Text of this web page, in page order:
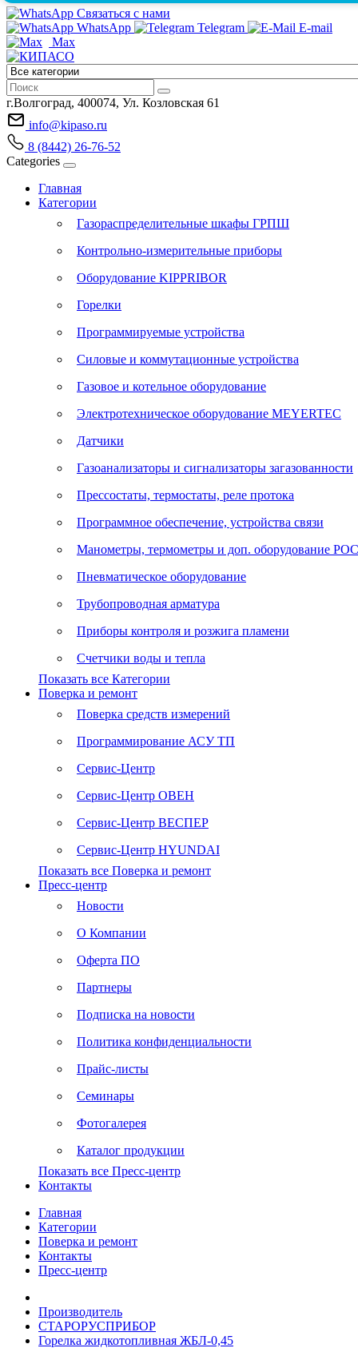
Связаться с нами
WhatsApp
Telegram
E-mail
Max
г.Волгоград, 400074, Ул. Козловская 61
info@kipaso.ru
8 (8442) 26-76-52
Categories
Главная
Категории
Газораспределительные шкафы ГРПШ
Контрольно-измерительные приборы
Оборудование KIPPRIBOR
Горелки
Программируемые устройства
Силовые и коммутационные устройства
Газовое и котельное оборудование
Электротехническое оборудование MEYERTEC
Датчики
Газоанализаторы и сигнализаторы загазованности
Прессостаты, термостаты, реле протока
Программное обеспечение, устройства связи
Манометры, термометры и доп. оборудование
Пневматическое оборудование
Трубопроводная арматура
Приборы контроля и розжига пламени
Счетчики воды и тепла
Показать все Категории
Поверка и ремонт
Поверка средств измерений
Программирование АСУ ТП
Сервис-Центр
Сервис-Центр ОВЕН
Сервис-Центр ВЕСПЕР
Сервис-Центр HYUNDAI
Показать все Поверка и ремонт
Пресс-центр
Новости
О Компании
Оферта ПО
Партнеры
Подписка на новости
Политика конфиденциальности
Прайс-листы
Семинары
Фотогалерея
Каталог продукции
Показать все Пресс-центр
Контакты
Главная
Категории
Поверка и ремонт
Контакты
Пресс-центр
Производитель
СТАРОРУСПРИБОР
Горелка жидкотопливная ЖБЛ-0,45